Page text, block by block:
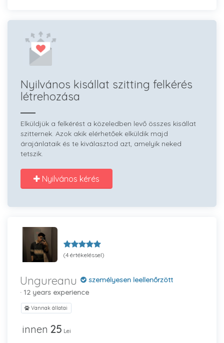
Nyilvános kisállat szitting felkérés
létrehozása
Elküldjük a felkérést a közeledben levő összes kisállat
szitternek. Azok akik elérhetőek elküldik majd
árajánlataik és te kiválasztod azt, amelyik neked
tetszik.
Nyilvános kérés
(4 értékeléssel)
Ungureanu
személyesen leellenőrzött
· 12 years experience
Vannak állatai
innen 25 Lei